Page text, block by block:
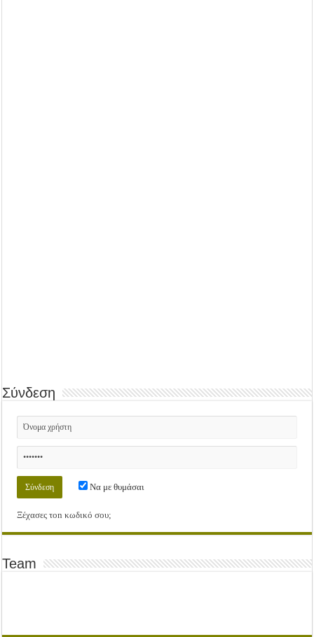
Σύνδεση
Να με θυμάσαι
Ξέχασες τοn κωδικό σου;
Team